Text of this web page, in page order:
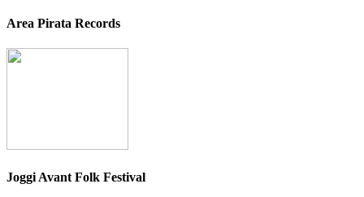
Area Pirata Records
Joggi Avant Folk Festival